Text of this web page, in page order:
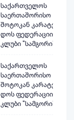
საქართველოს
საერთაშორისო
შოტოკან კარატე-
დოს ფედერაციის
კლუბი "სამგორი"
საქართველოს
საერთაშორისო
შოტოკან კარატე-
დოს ფედერაციის
კლუბი "სამგორი"